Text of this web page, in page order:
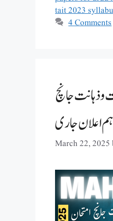
tait 2023
4 Comments
و ذہانت جانچ
March 22, 2025